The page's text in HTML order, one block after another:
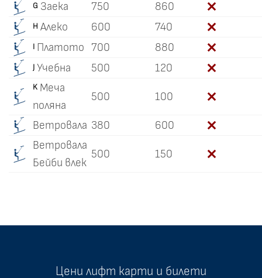
G Заека 750 860
H Алеко 600 740
I Платото 700 880
J Учебна 500 120
K Меча
поляна
500 100
Ветровала 380
600
Ветровала
Бейби влек
500 150
Цени лифт карти и билети